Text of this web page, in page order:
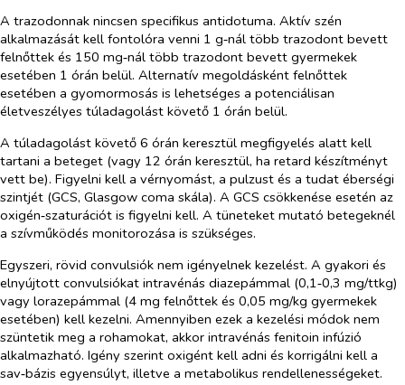
A trazodonnak nincsen specifikus antidotuma. Aktív szén
alkalmazását kell fontolóra venni 1 g‑nál több trazodont bevett
felnőttek és 150 mg‑nál több trazodont bevett gyermekek
esetében 1 órán belül. Alternatív megoldásként felnőttek
esetében a gyomormosás is lehetséges a potenciálisan
életveszélyes túladagolást követő 1 órán belül.
A túladagolást követő 6 órán keresztül megfigyelés alatt kell
tartani a beteget (vagy 12 órán keresztül, ha retard készítményt
vett be). Figyelni kell a vérnyomást, a pulzust és a tudat éberségi
szintjét (GCS, Glasgow coma skála). A GCS csökkenése esetén az
oxigén‑szaturációt is figyelni kell. A tüneteket mutató betegeknél
a szívműködés monitorozása is szükséges.
Egyszeri, rövid convulsiók nem igényelnek kezelést. A gyakori és
elnyújtott convulsiókat intravénás diazepámmal (0,1‑0,3 mg/ttkg)
vagy lorazepámmal (4 mg felnőttek és 0,05 mg/kg gyermekek
esetében) kell kezelni. Amennyiben ezek a kezelési módok nem
szüntetik meg a rohamokat, akkor intravénás fenitoin infúzió
alkalmazható. Igény szerint oxigént kell adni és korrigálni kell a
sav‑bázis egyensúlyt, illetve a metabolikus rendellenességeket.